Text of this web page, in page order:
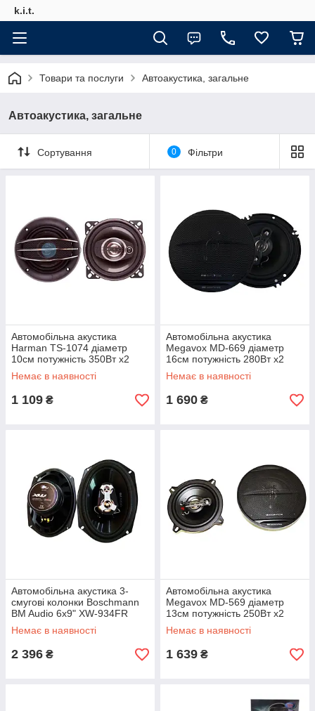
k.i.t.
Товари та послуги Автоакустика, загальне
Автоакустика, загальне
Сортування 0 Фільтри
Автомобільна акустика
Harman TS-1074 діаметр
10см потужність 350Вт х2
чорний (TS-1074_283)
Немає в наявності
1 109 ₴
Автомобільна акустика
Megavox MD-669 діаметр
16см потужність 280Вт х2
чорний (MD669_607)
Немає в наявності
1 690 ₴
Автомобільна акустика 3-
смугові колонки Boschmann
BM Audio 6x9" XW-934FR
потужність 400Вт чорний
(XW-934FR_875)
Немає в наявності
2 396 ₴
Автомобільна акустика
Megavox MD-569 діаметр
13см потужність 250Вт х2
чорний (lp-89822_587)
Немає в наявності
1 639 ₴